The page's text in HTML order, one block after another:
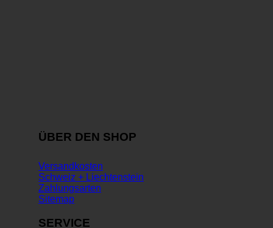
ÜBER DEN SHOP
Versandkosten
Schweiz + Liechtenstein
Zahlungsarten
Sitemap
SERVICE